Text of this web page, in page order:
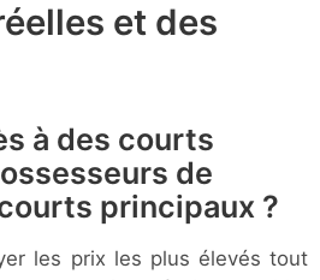
et des
à des courts
de
principaux ?
les prix les plus élevés tout